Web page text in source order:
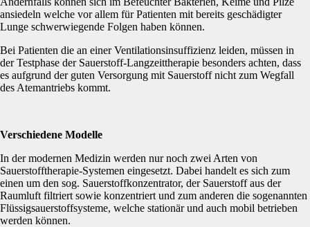
ansiedeln welche vor allem für Patienten mit bereits geschädigter
Lunge schwerwiegende Folgen haben können.
Bei Patienten die an einer Ventilationsinsuffizienz leiden, müssen in
der Testphase der Sauerstoff-Langzeittherapie besonders achten, dass
es aufgrund der guten Versorgung mit Sauerstoff nicht zum Wegfall
des Atemantriebs kommt.
Verschiedene Modelle
In der modernen Medizin werden nur noch zwei Arten von
Sauerstofftherapie-Systemen eingesetzt. Dabei handelt es sich zum
einen um den sog. Sauerstoffkonzentrator, der Sauerstoff aus der
Raumluft filtriert sowie konzentriert und zum anderen die sogenannten
Flüssigsauerstoffsysteme, welche stationär und auch mobil betrieben
werden können.